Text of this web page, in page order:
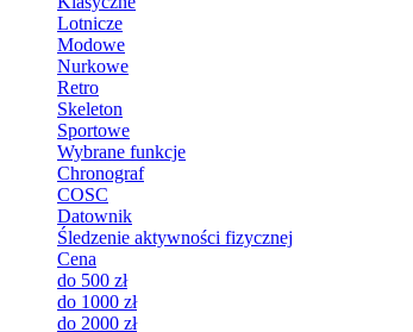
Lotnicze
Modowe
Nurkowe
Retro
Skeleton
Sportowe
Wybrane funkcje
Chronograf
COSC
Datownik
Śledzenie aktywności fizycznej
Cena
do 500 zł
do 1000 zł
do 2000 zł